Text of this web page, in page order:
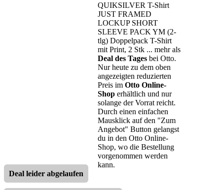
QUIKSILVER T-Shirt
JUST FRAMED
LOCKUP SHORT
SLEEVE PACK YM (2-
tlg) Doppelpack T-Shirt
mit Print, 2 Stk ... mehr als
Deal des Tages bei Otto.
Nur heute zu dem oben
angezeigten reduzierten
Preis im Otto Online-
Shop erhältlich und nur
solange der Vorrat reicht.
Durch einen einfachen
Mausklick auf den "Zum
Angebot" Button gelangst
du in den Otto Online-
Shop, wo die Bestellung
vorgenommen werden
kann.
Deal leider abgelaufen